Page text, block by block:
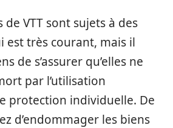
de VTT sont sujets à des
est très courant, mais il
de s’assurer qu’elles ne
par l’utilisation
protection individuelle. De
d’endommager les biens